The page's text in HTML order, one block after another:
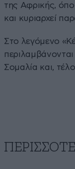
της Αφρικής,
και κυριαρχεί
Στο λεγόμενο
Σομαλία και,